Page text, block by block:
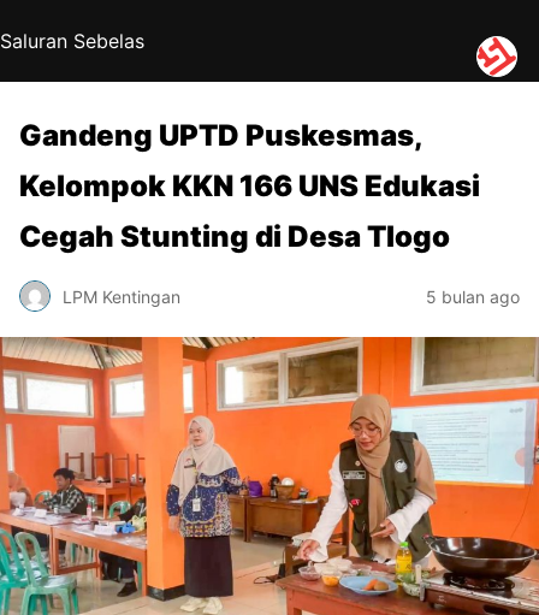
Saluran Sebelas
Gandeng UPTD Puskesmas,
Kelompok KKN 166 UNS Edukasi
Cegah Stunting di Desa Tlogo
LPM Kentingan 5 bulan ago